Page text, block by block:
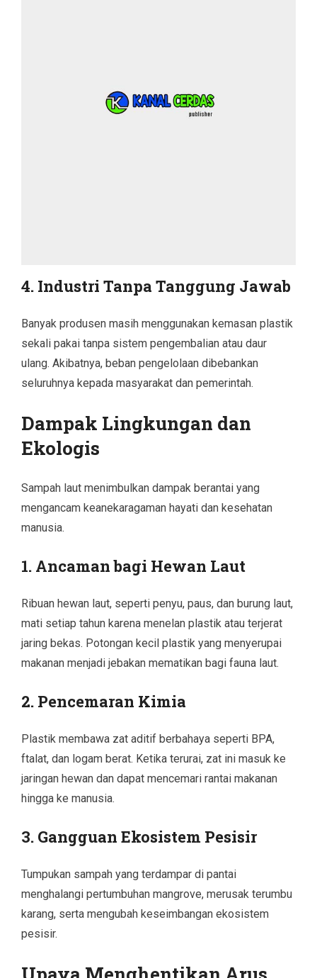
4. Industri Tanpa Tanggung Jawab
Banyak produsen masih menggunakan kemasan plastik
sekali pakai tanpa sistem pengembalian atau daur
ulang. Akibatnya, beban pengelolaan dibebankan
seluruhnya kepada masyarakat dan pemerintah.
Dampak Lingkungan dan
Ekologis
Sampah laut menimbulkan dampak berantai yang
mengancam keanekaragaman hayati dan kesehatan
manusia.
1. Ancaman bagi Hewan Laut
Ribuan hewan laut, seperti penyu, paus, dan burung laut,
mati setiap tahun karena menelan plastik atau terjerat
jaring bekas. Potongan kecil plastik yang menyerupai
makanan menjadi jebakan mematikan bagi fauna laut.
2. Pencemaran Kimia
Plastik membawa zat aditif berbahaya seperti BPA,
ftalat, dan logam berat. Ketika terurai, zat ini masuk ke
jaringan hewan dan dapat mencemari rantai makanan
hingga ke manusia.
3. Gangguan Ekosistem Pesisir
Tumpukan sampah yang terdampar di pantai
menghalangi pertumbuhan mangrove, merusak terumbu
karang, serta mengubah keseimbangan ekosistem
pesisir.